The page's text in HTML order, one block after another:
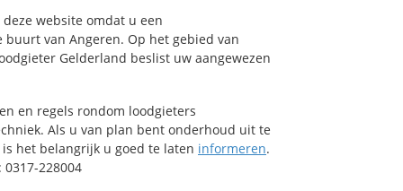
website omdat u een
van Angeren. Op het gebied van
Gelderland beslist uw aangewezen
en regels rondom loodgieters
Als u van plan bent onderhoud uit te
het belangrijk u goed te laten informeren.
228004